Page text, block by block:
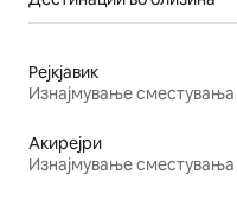
Рејкјавик
Акирејри